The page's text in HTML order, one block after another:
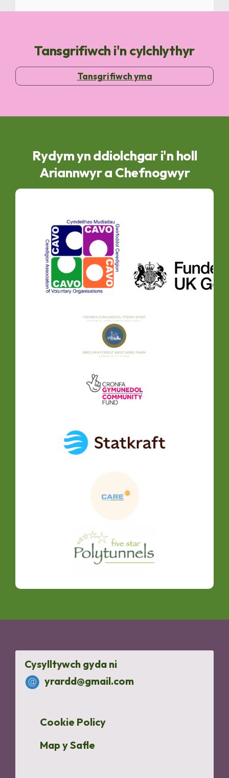
Tansgrifiwch i'n cylchlythyr
Tansgrifiwch yma
Rydym yn ddiolchgar i'n holl
Ariannwyr a Chefnogwyr
Cysylltywch gyda ni
yrardd@gmail.com
Cookie Policy
Map y Safle